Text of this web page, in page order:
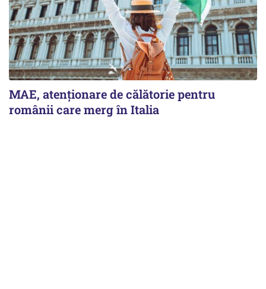
MAE, atenționare de călătorie pentru
românii care merg în Italia